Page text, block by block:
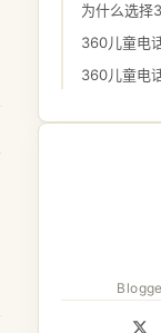
为什么选择
360儿童电
360儿童电